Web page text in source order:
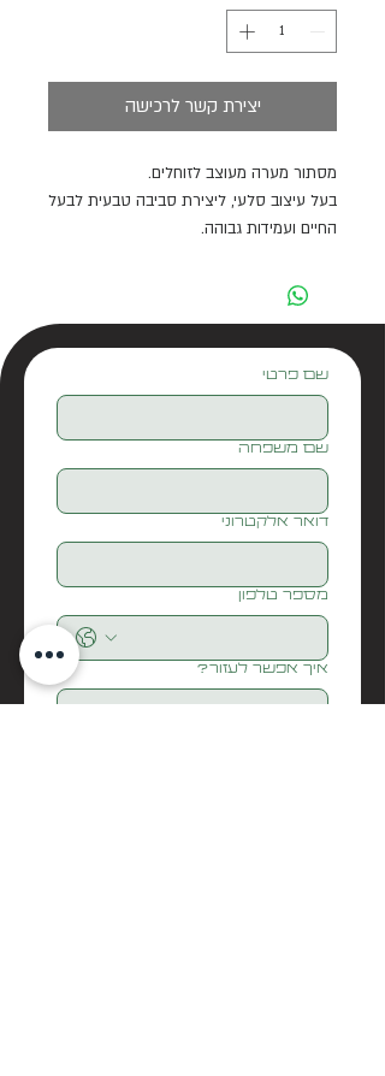
יצירת קשר לרכישה
מסתור מערה מעוצב לזוחלים.
בעל עיצוב סלעי, ליצירת סביבה טבעית לבעל
החיים ועמידות גבוהה.
שם פרטי
שם משפחה
דואר אלקטרוני
מספר טלפון
איך אפשר לעזור?